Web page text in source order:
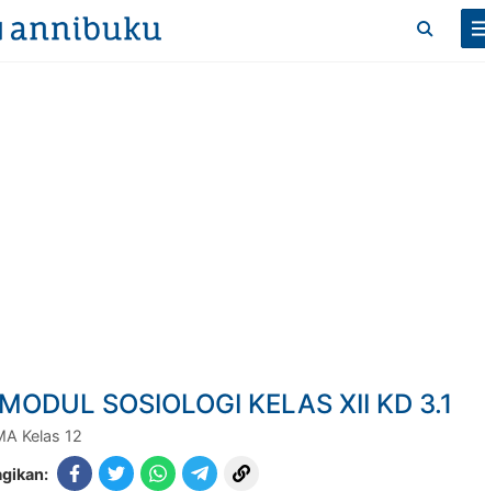
SOSIOLOGI KELAS XII KD 3.1
Kelas 12